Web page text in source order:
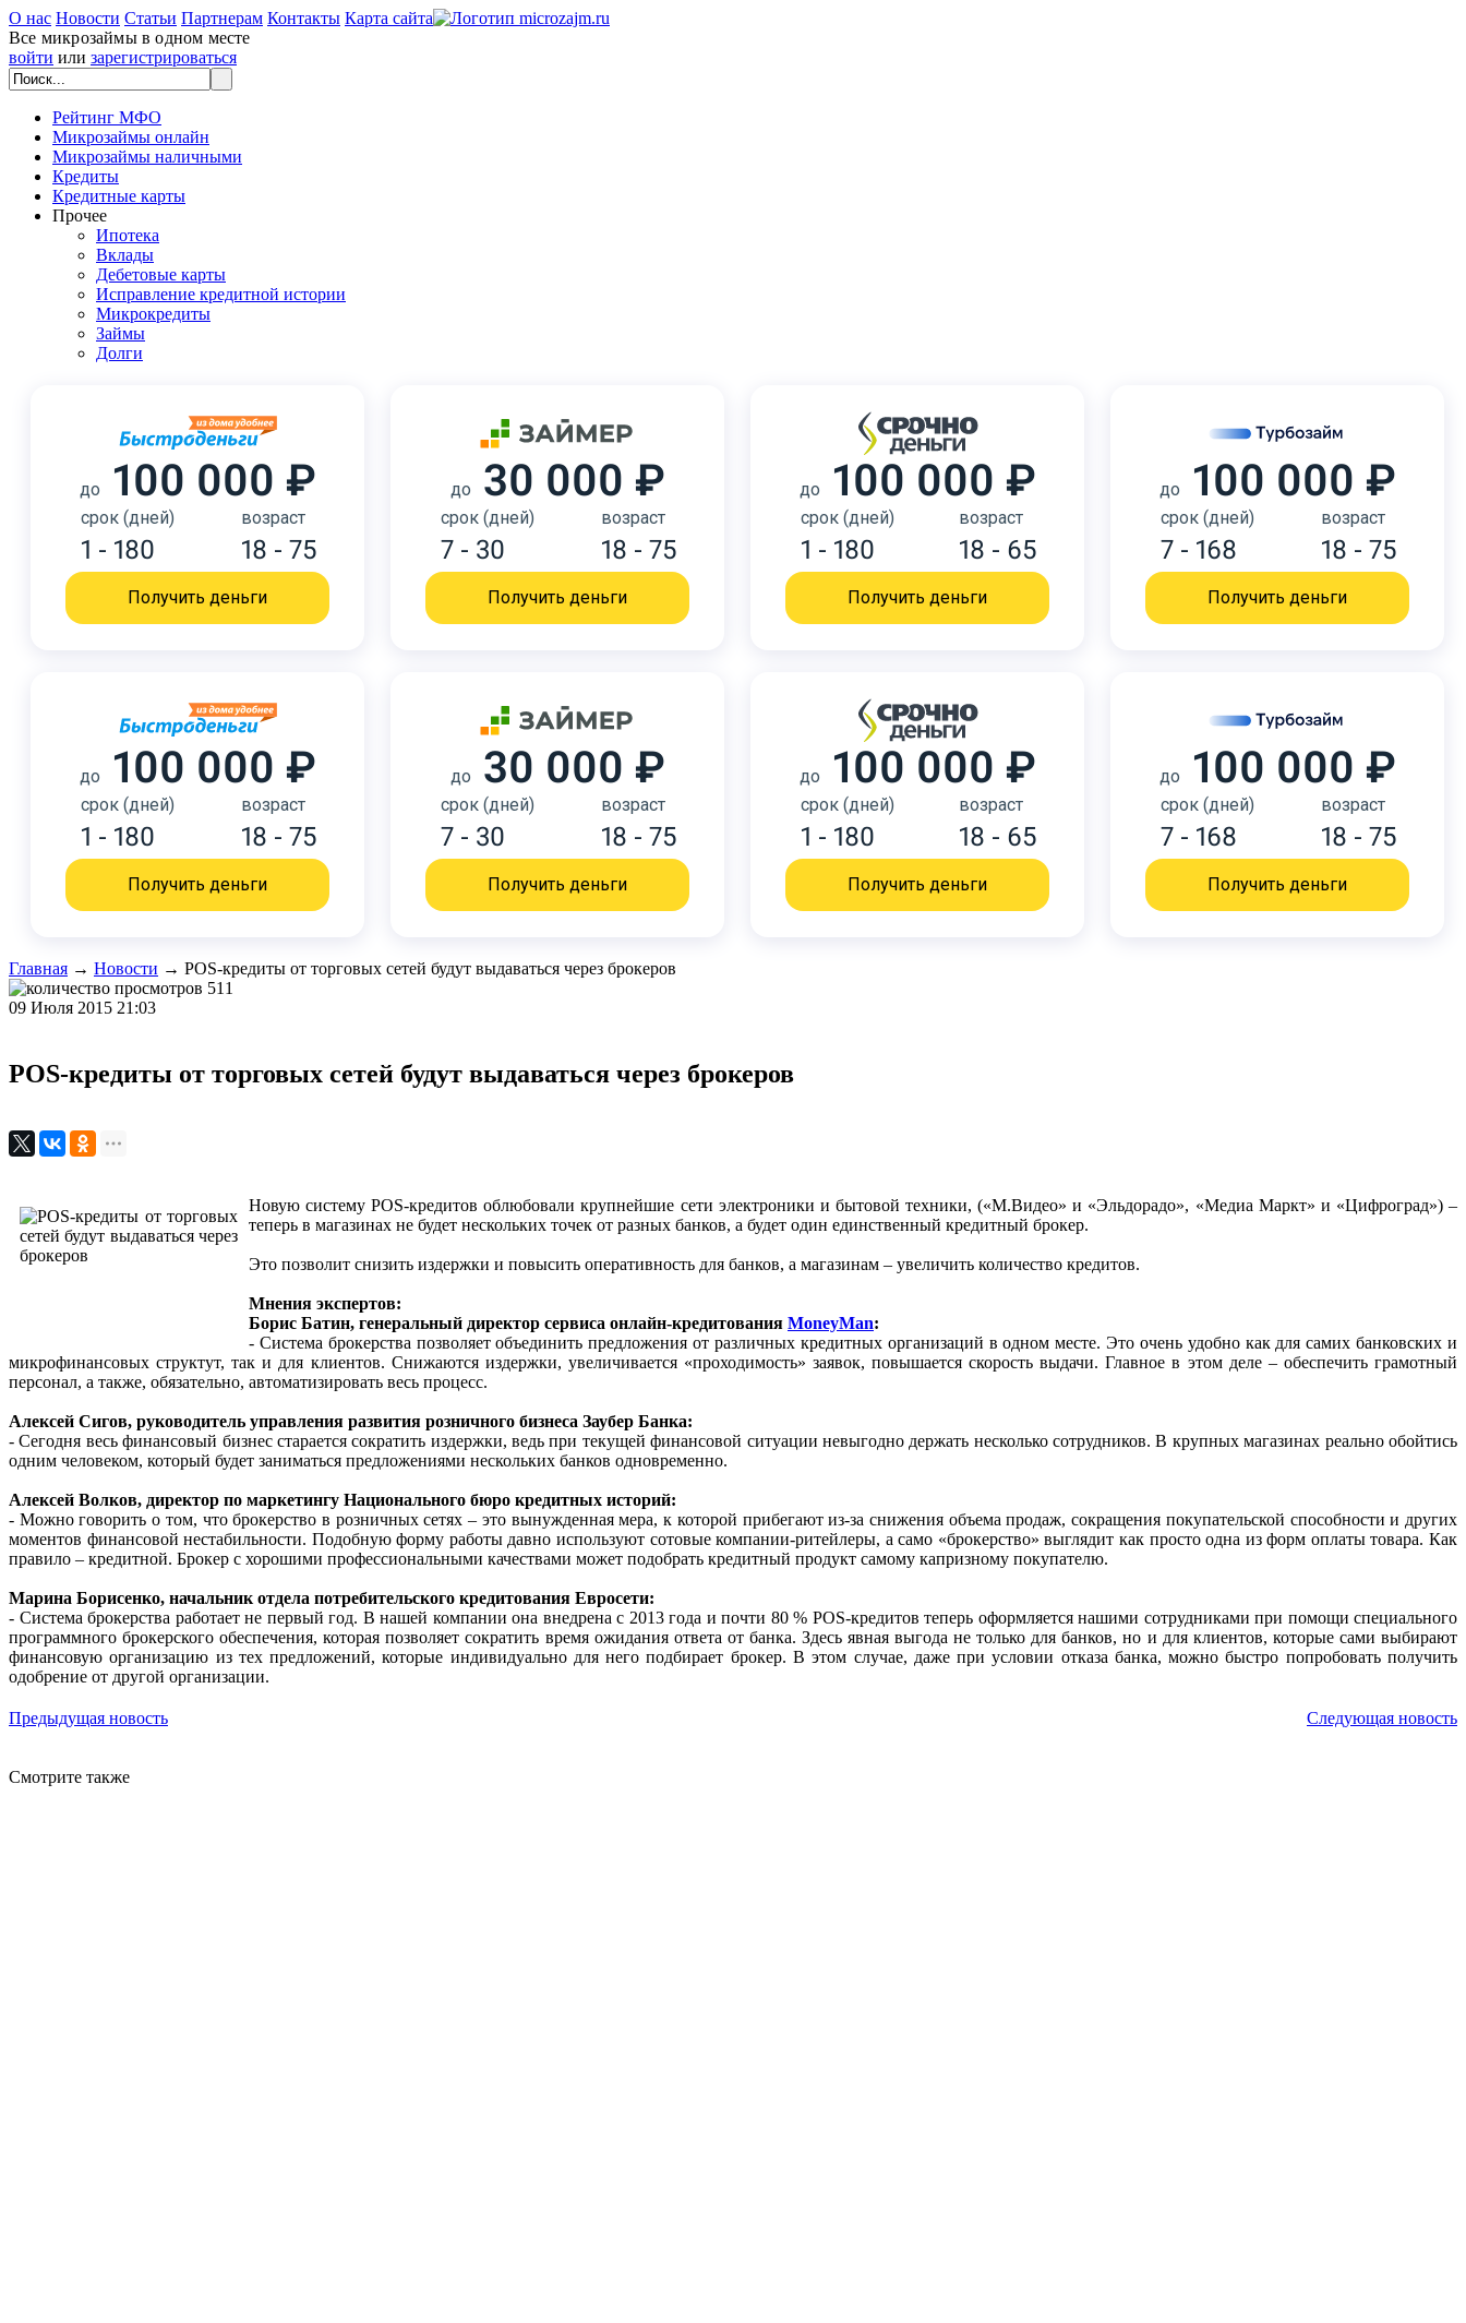
О нас Новости Статьи Партнерам Контакты Карта сайта
Все микрозаймы в одном месте
войти или зарегистрироваться
Рейтинг МФО
Микрозаймы онлайн
Микрозаймы наличными
Кредиты
Кредитные карты
Прочее
Ипотека
Вклады
Дебетовые карты
Исправление кредитной истории
Микрокредиты
Займы
Долги
до 100 000 ₽
срок (дней)
1 - 180
возраст
18 - 75
Получить деньги
до 30 000 ₽
срок (дней)
7 - 30
возраст
18 - 75
Получить деньги
до 100 000 ₽
срок (дней)
1 - 180
возраст
18 - 65
Получить деньги
до 100 000 ₽
срок (дней)
7 - 168
возраст
18 - 75
Получить деньги
до 100 000 ₽
срок (дней)
1 - 180
возраст
18 - 75
Получить деньги
до 30 000 ₽
срок (дней)
7 - 30
возраст
18 - 75
Получить деньги
до 100 000 ₽
срок (дней)
1 - 180
возраст
18 - 65
Получить деньги
до 100 000 ₽
срок (дней)
7 - 168
возраст
18 - 75
Получить деньги
Главная → Новости → POS-кредиты от торговых сетей будут выдаваться через брокеров
511
09 Июля 2015 21:03
POS-кредиты от торговых сетей будут выдаваться через брокеров
Новую систему POS-кредитов облюбовали крупнейшие сети электроники и бытовой техники, («М.Видео» и «Эльдорадо», «Медиа Маркт» и «Цифроград») –
теперь в магазинах не будет нескольких точек от разных банков, а будет один единственный кредитный брокер.
Это позволит снизить издержки и повысить оперативность для банков, а магазинам – увеличить количество кредитов.
Мнения экспертов:
Борис Батин, генеральный директор сервиса онлайн-кредитования MoneyMan:
- Система брокерства позволяет объединить предложения от различных кредитных организаций в одном месте. Это очень удобно как для самих банковских и
микрофинансовых структут, так и для клиентов. Снижаются издержки, увеличивается «проходимость» заявок, повышается скорость выдачи. Главное в этом деле – обеспечить грамотный
персонал, а также, обязательно, автоматизировать весь процесс.
Алексей Сигов, руководитель управления развития розничного бизнеса Заубер Банка:
- Сегодня весь финансовый бизнес старается сократить издержки, ведь при текущей финансовой ситуации невыгодно держать несколько сотрудников. В крупных магазинах реально обойтись
одним человеком, который будет заниматься предложениями нескольких банков одновременно.
Алексей Волков, директор по маркетингу Национального бюро кредитных историй:
- Можно говорить о том, что брокерство в розничных сетях – это вынужденная мера, к которой прибегают из-за снижения объема продаж, сокращения покупательской способности и других
моментов финансовой нестабильности. Подобную форму работы давно используют сотовые компании-ритейлеры, а само «брокерство» выглядит как просто одна из форм оплаты товара. Как
правило – кредитной. Брокер с хорошими профессиональными качествами может подобрать кредитный продукт самому капризному покупателю.
Марина Борисенко, начальник отдела потребительского кредитования Евросети:
- Система брокерства работает не первый год. В нашей компании она внедрена с 2013 года и почти 80 % POS-кредитов теперь оформляется нашими сотрудниками при помощи специального
программного брокерского обеспечения, которая позволяет сократить время ожидания ответа от банка. Здесь явная выгода не только для банков, но и для клиентов, которые сами выбирают
финансовую организацию из тех предложений, которые индивидуально для него подбирает брокер. В этом случае, даже при условии отказа банка, можно быстро попробовать получить
одобрение от другой организации.
Предыдущая новость Следующая новость
Смотрите также